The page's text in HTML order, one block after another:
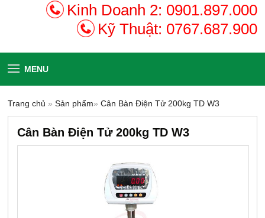
Kinh Doanh 2: 0901.897.000
Kỹ Thuật: 0767.687.900
MENU
Trang chủ »Sản phẩm»Cân Bàn Điện Tử 200kg TD W3
Cân Bàn Điện Tử 200kg TD W3